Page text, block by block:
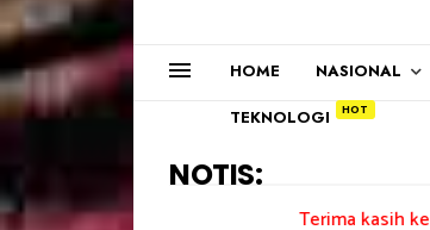
HOME NASIONAL
TEKNOLOGI
NOTIS:
Terima kasih kepada semua